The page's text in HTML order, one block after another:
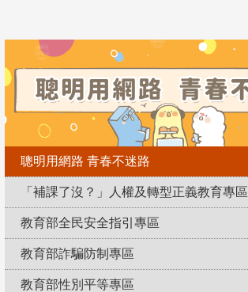
聰明用網路 青春不迷路
「補課了沒？」人權及轉型正義教育專區
教育部全民安全指引專區
教育部詐騙防制專區
教育部性別平等專區